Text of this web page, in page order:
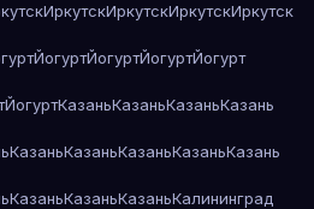
ИркутскИркутскИркутскИркутск
ЙогуртЙогуртЙогуртЙогурт
ЙогуртКазаньКазаньКазаньКазань
КазаньКазаньКазаньКазаньКазань
КазаньКазаньКазаньКалининград